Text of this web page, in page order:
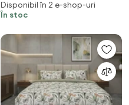
45 x 65 cm | 90 x 135 cm
Disponibil în 2 e-shop-uri
În stoc